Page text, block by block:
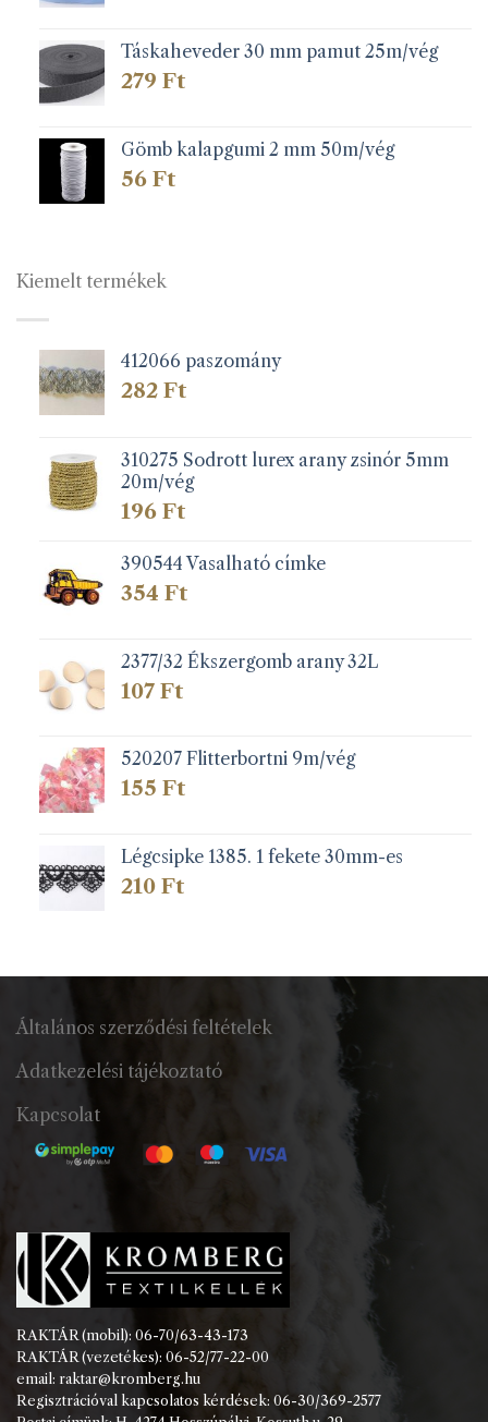
Táskaheveder 30 mm pamut 25m/vég
279 Ft
Gömb kalapgumi 2 mm 50m/vég
56 Ft
Kiemelt termékek
412066 paszomány
282 Ft
310275 Sodrott lurex arany zsinór 5mm
20m/vég
196 Ft
390544 Vasalható címke
354 Ft
2377/32 Ékszergomb arany 32L
107 Ft
520207 Flitterbortni 9m/vég
155 Ft
Légcsipke 1385. 1 fekete 30mm-es
210 Ft
Általános szerződési feltételek
Adatkezelési tájékoztató
Kapcsolat
RAKTÁR (mobil): 06-70/63-43-173
RAKTÁR (vezetékes): 06-52/77-22-00
email: raktar@kromberg.hu
Regisztrációval kapcsolatos kérdések: 06-30/369-2577